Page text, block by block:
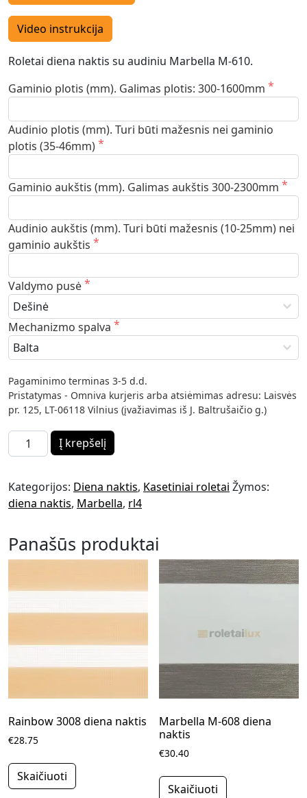
Video instrukcija
Roletai diena naktis su audiniu Marbella M-610.
Gaminio plotis (mm). Galimas plotis: 300-1600mm
Audinio plotis (mm). Turi būti mažesnis nei gaminio
plotis (35-46mm)
Gaminio aukštis (mm). Galimas aukštis 300-2300mm
Audinio aukštis (mm). Turi būti mažesnis (10-25mm) nei
gaminio aukštis
Valdymo pusė
Mechanizmo spalva
Pagaminimo terminas 3-5 d.d.
Pristatymas - Omniva kurjeris arba atsiėmimas adresu: Laisvės
pr. 125, LT-06118 Vilnius (įvažiavimas iš J. Baltrušaičio g.)
produkto kiekis: Marbella M-610 diena naktis
Į krepšelį
Kategorijos: Diena naktis, Kasetiniai roletai Žymos:
diena naktis, Marbella, rl4
Panašūs produktai
Rainbow 3008 diena naktis
€28.75
Skaičiuoti
Marbella M-608 diena
naktis
€30.40
Skaičiuoti